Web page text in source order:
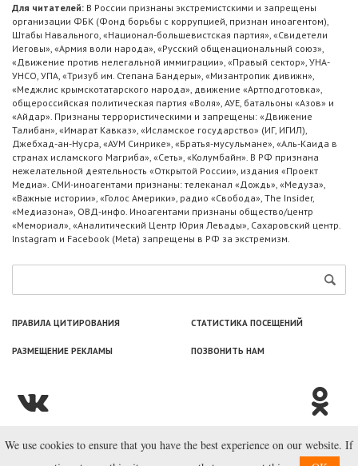
Для читателей: В России признаны экстремистскими и запрещены
организации ФБК (Фонд борьбы с коррупцией, признан иноагентом),
Штабы Навального, «Национал-большевистская партия», «Свидетели
Иеговы», «Армия воли народа», «Русский общенациональный союз»,
«Движение против нелегальной иммиграции», «Правый сектор», УНА-
УНСО, УПА, «Тризуб им. Степана Бандеры», «Мизантропик дивижн»,
«Меджлис крымскотатарского народа», движение «Артподготовка»,
общероссийская политическая партия «Воля», АУЕ, батальоны «Азов» и
«Айдар». Признаны террористическими и запрещены: «Движение
Талибан», «Имарат Кавказ», «Исламское государство» (ИГ, ИГИЛ),
Джебхад-ан-Нусра, «АУМ Синрике», «Братья-мусульмане», «Аль-Каида в
странах исламского Магриба», «Сеть», «Колумбайн». В РФ признана
нежелательной деятельность «Открытой России», издания «Проект
Медиа». СМИ-иноагентами признаны: телеканал «Дождь», «Медуза»,
«Важные истории», «Голос Америки», радио «Свобода», The Insider,
«Медиазона», ОВД-инфо. Иноагентами признаны общество/центр
«Мемориал», «Аналитический Центр Юрия Левады», Сахаровский центр.
Instagram и Facebook (Metа) запрещены в РФ за экстремизм.
ПРАВИЛА ЦИТИРОВАНИЯ СТАТИСТИКА ПОСЕЩЕНИЙ
РАЗМЕЩЕНИЕ РЕКЛАМЫ ПОЗВОНИТЬ НАМ
© ООО «Лаборатория Новоcтей», 2003—2026.
We use cookies to ensure that you have the best experience on our website. If